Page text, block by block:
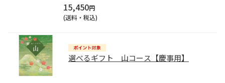
15,450円
(送料・税込)
選べるギフト 山コース【慶事用】